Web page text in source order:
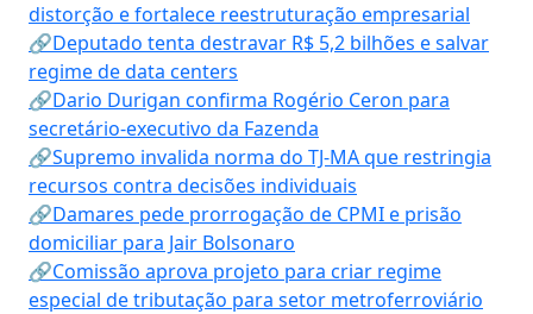
distorção e fortalece reestruturação empresarial
🔗Deputado tenta destravar R$ 5,2 bilhões e salvar
regime de data centers
🔗Dario Durigan confirma Rogério Ceron para
secretário-executivo da Fazenda
🔗Supremo invalida norma do TJ-MA que restringia
recursos contra decisões individuais
🔗Damares pede prorrogação de CPMI e prisão
domiciliar para Jair Bolsonaro
🔗Comissão aprova projeto para criar regime
especial de tributação para setor metroferroviário